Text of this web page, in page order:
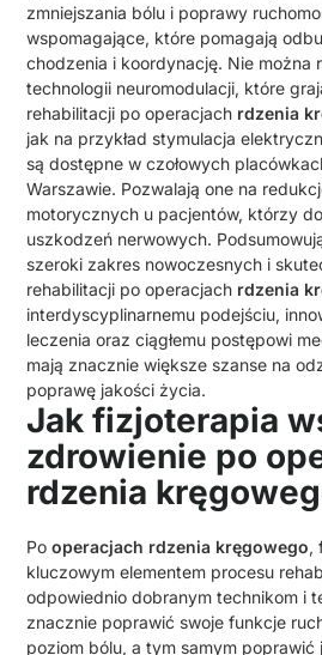
zmniejszania bólu i poprawy
wspomagające, które pomagają
chodzenia i koordynację. Nie można
technologii neuromodulacji, które
rehabilitacji po operacjach rdzenia
jak na przykład stymulacja
są dostępne w czołowych
Warszawie. Pozwalają one na
motorycznych u pacjentów, którzy
uszkodzeń nerwowych.
szeroki zakres nowoczesnych i
rehabilitacji po operacjach rdzenia
interdyscyplinarnemu podejściu,
leczenia oraz ciągłemu postępowi
mają znacznie większe szanse na
poprawę jakości życia.
Jak fizjoterapia
zdrowienie po
rdzenia
Po operacjach rdzenia kręgowego,
kluczowym elementem procesu
odpowiednio dobranym technikom i
znacznie poprawić swoje funkcje
poziom bólu, a tym samym poprawić